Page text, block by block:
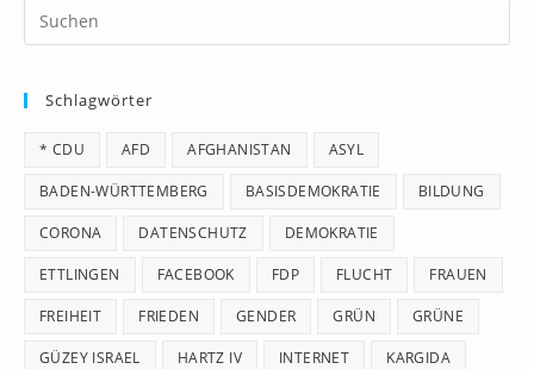
Schlagwörter
* CDU AFD AFGHANISTAN ASYL
BADEN-WÜRTTEMBERG BASISDEMOKRATIE BILDUNG
CORONA DATENSCHUTZ DEMOKRATIE
ETTLINGEN FACEBOOK FDP FLUCHT FRAUEN
FREIHEIT FRIEDEN GENDER GRÜN GRÜNE
GÜZEY ISRAEL HARTZ IV INTERNET KARGIDA